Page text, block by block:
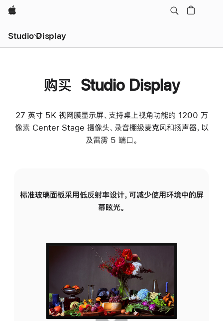
Apple
Studio Display
购买 Studio Display
27 英寸 5K 视网膜显示屏、支持桌上视角功能的 1200 万
像素 Center Stage 摄像头、录音棚级麦克风和扬声器，以
及雷雳 5 端口。
标准玻璃面板采用低反射率设计，可减少使用环境中的屏
幕眩光。